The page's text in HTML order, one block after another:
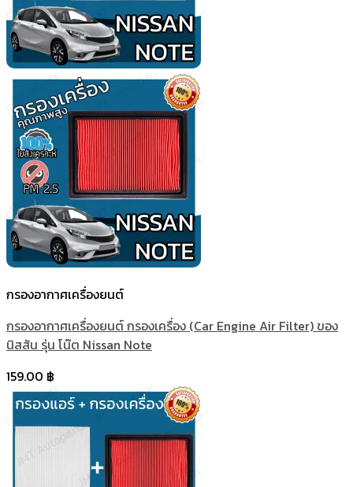
กรองอากาศเครื่องยนต์
กรองอากาศเครื่องยนต์ กรองเครื่อง (Car Engine Air Filter) ของ
นิสสัน รุ่น โน๊ต Nissan Note
159.00 ฿